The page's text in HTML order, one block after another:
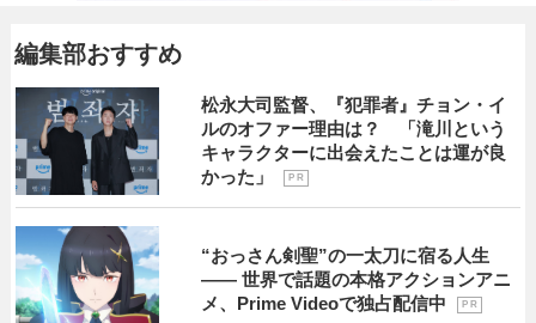
編集部おすすめ
松永大司監督、『犯罪者』チョン・イ
ルのオファー理由は？ 「滝川という
キャラクターに出会えたことは運が良
かった」
P R
“おっさん剣聖”の一太刀に宿る人生
―― 世界で話題の本格アクションアニ
メ、Prime Videoで独占配信中
P R